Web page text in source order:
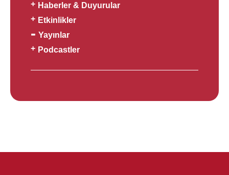
Haberler & Duyurular
Etkinlikler
Yayınlar
Podcastler